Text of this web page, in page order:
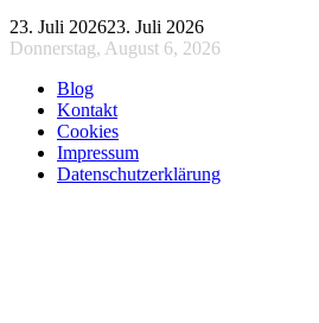
23. Juli 202623. Juli 2026
Donnerstag, August 6, 2026
Blog
Kontakt
Cookies
Impressum
Datenschutzerklärung